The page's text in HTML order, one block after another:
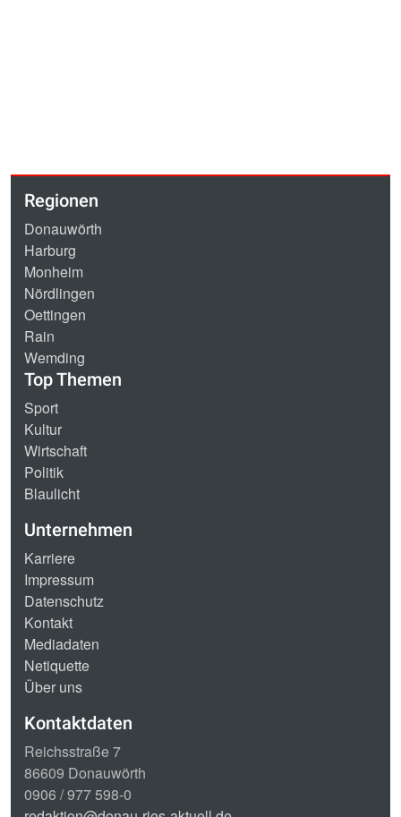
Regionen
Donauwörth
Harburg
Monheim
Nördlingen
Oettingen
Rain
Wemding
Top Themen
Sport
Kultur
Wirtschaft
Politik
Blaulicht
Unternehmen
Karriere
Impressum
Datenschutz
Kontakt
Mediadaten
Netiquette
Über uns
Kontaktdaten
Reichsstraße 7
86609 Donauwörth
0906 / 977 598-0